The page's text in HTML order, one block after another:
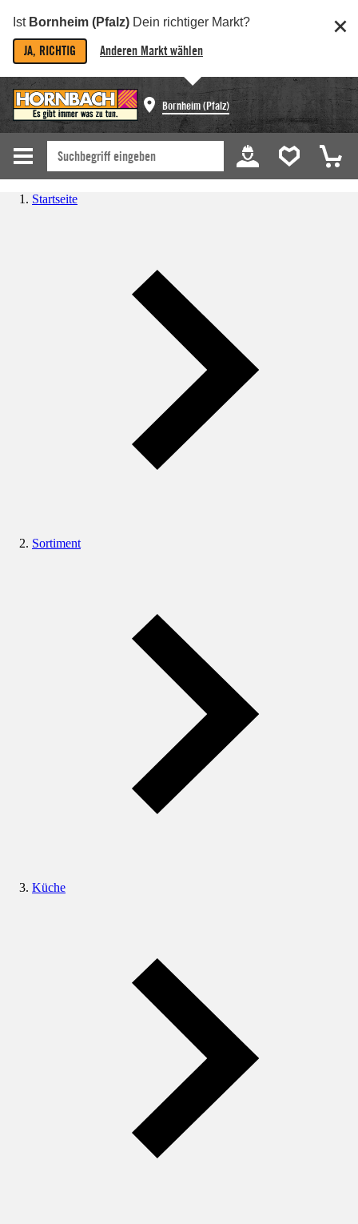
Ist Bornheim (Pfalz) Dein richtiger Markt?
JA, RICHTIG Anderen Markt wählen
Bornheim (Pfalz)
Startseite
Sortiment
Küche